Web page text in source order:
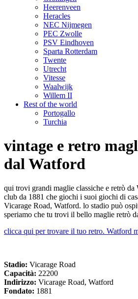
Heerenveen
Heracles
NEC Nijmegen
PEC Zwolle
PSV Eindhoven
Sparta Rotterdam
Twente
Utrecht
Vitesse
Waalwijk
Willem II
Rest of the world
Portogallo
Turchia
vintage e retro
dal Watford
qui trovi grandi maglie classiche e retrò da
club da 1881 che giochi i suoi giochi di
Vicarage Road, Watford. lo stadio può
speriamo che tu trovi il bello maglie retrò
clicca qui per trovare il tuo retro. Watford
Stadio: Vicarage Road
Capacità: 22200
Indirizzo: Vicarage Road, Watford
Fondato: 1881